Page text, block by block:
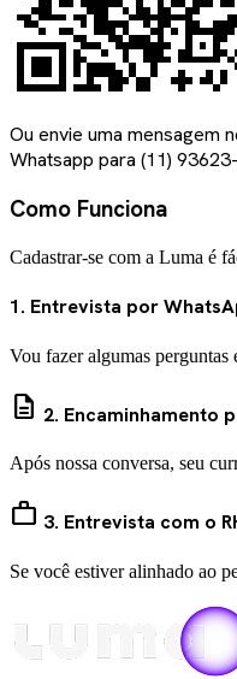
Ou envie uma mensagem
Whatsapp para (11)
Como Funciona
Cadastrar-se com a Luma é
1. Entrevista por
Vou fazer algumas
description 2. Encaminhamento
Após nossa conversa, seu
work 3. Entrevista com o
Se você estiver alinhado ao